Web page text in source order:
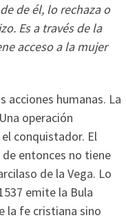
de él, lo rechaza o
Es a través de la
acceso a la mujer
acciones humanas. La
operación
conquistador. El
entonces no tiene
de la Vega. Lo
emite la Bula
la fe cristiana sino